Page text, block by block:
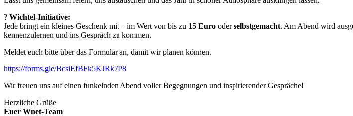
? Wichtel-Initiative:
Jede bringt ein kleines Geschenk mit – im Wert von bis zu 15 Euro oderselbstgemacht. Am Abend wird
kennenzulernen und ins Gespräch zu kommen.
Meldet euch bitte über das Formular an, damit wir planen können.
https://forms.gle/BcsiEfBFk5KJRk7P8
Wir freuen uns auf einen funkelnden Abend voller Begegnungen und inspirierender Gespräche!
Herzliche Grüße
Euer Wnet-Team